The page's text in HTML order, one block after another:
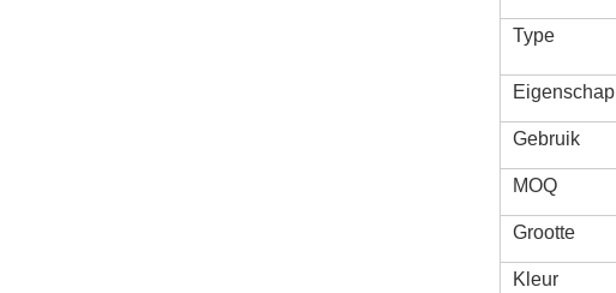
Type
Eigenschap
Gebruik
MOQ
Grootte
Kleur